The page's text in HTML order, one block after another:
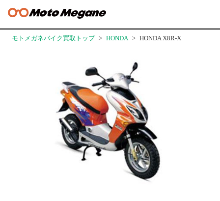
モトメガネバイク買取トップ HONDA HONDA X8R-X